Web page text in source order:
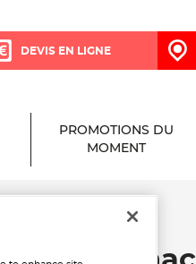
DEVIS EN LIGNE
PROMOTIONS DU
MOMENT